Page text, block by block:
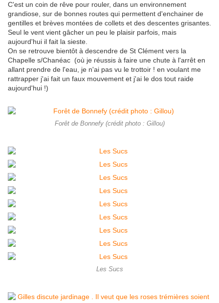
C'est un coin de rêve pour rouler, dans un environnement
grandiose, sur de bonnes routes qui permettent d'enchainer de
gentilles et brèves montées de collets et des descentes grisantes.
Seul le vent vient gâcher un peu le plaisir parfois, mais
aujourd'hui il fait la sieste.
On se retrouve bientôt à descendre de St Clément vers la
Chapelle s/Chanéac (où je réussis à faire une chute à l'arrêt en
allant prendre de l'eau, je n'ai pas vu le trottoir ! en voulant me
rattrapper j'ai fait un faux mouvement et j'ai le dos tout raide
aujourd'hui !)
Forêt de Bonnefy (crédit photo : Gillou)
Les Sucs